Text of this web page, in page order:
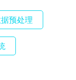
预处理